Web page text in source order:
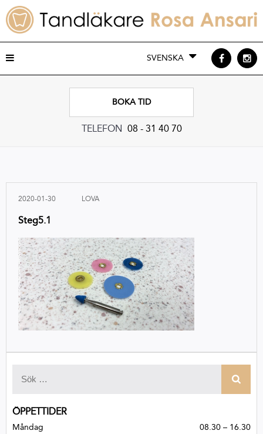
SVENSKA
BOKA TID
TELEFON 08 - 31 40 70
2020-01-30 LOVA
Steg5.1
ÖPPETTIDER
Måndag
08.30 – 16.30